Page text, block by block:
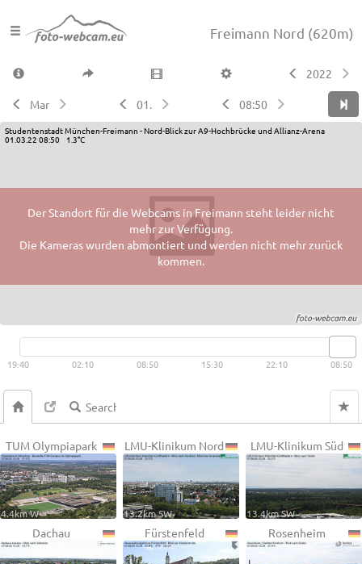
Freimann Nord (620m)
2022
Mar 01. 08:50
Studentenstadt München-Freimann - Nord-Blick zur A9-Hochbrücke und Allianz-Arena
01.03.22 08:50 1.3°C
Der Standort für die Webcams in Freimann steht leider nicht
mehr zur Verfügung.
Die Kameras wurden abmontiert und werden nicht mehr zurück
kommen.
Live video available → View
19:40 02:10 08:50 15:30 22:10 08:50
TUM Olympiapark
4.4km W
LMU-Klinikum Nord
13.2km SW
LMU-Klinikum Süd
13.4km SW
Dachau Fürstenfeld Rosenheim